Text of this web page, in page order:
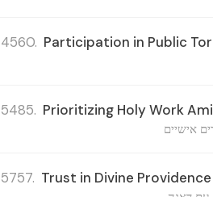
4560. Participation in Public
5485. Prioritizing Holy Work
אישיים
5757. Trust in Divine